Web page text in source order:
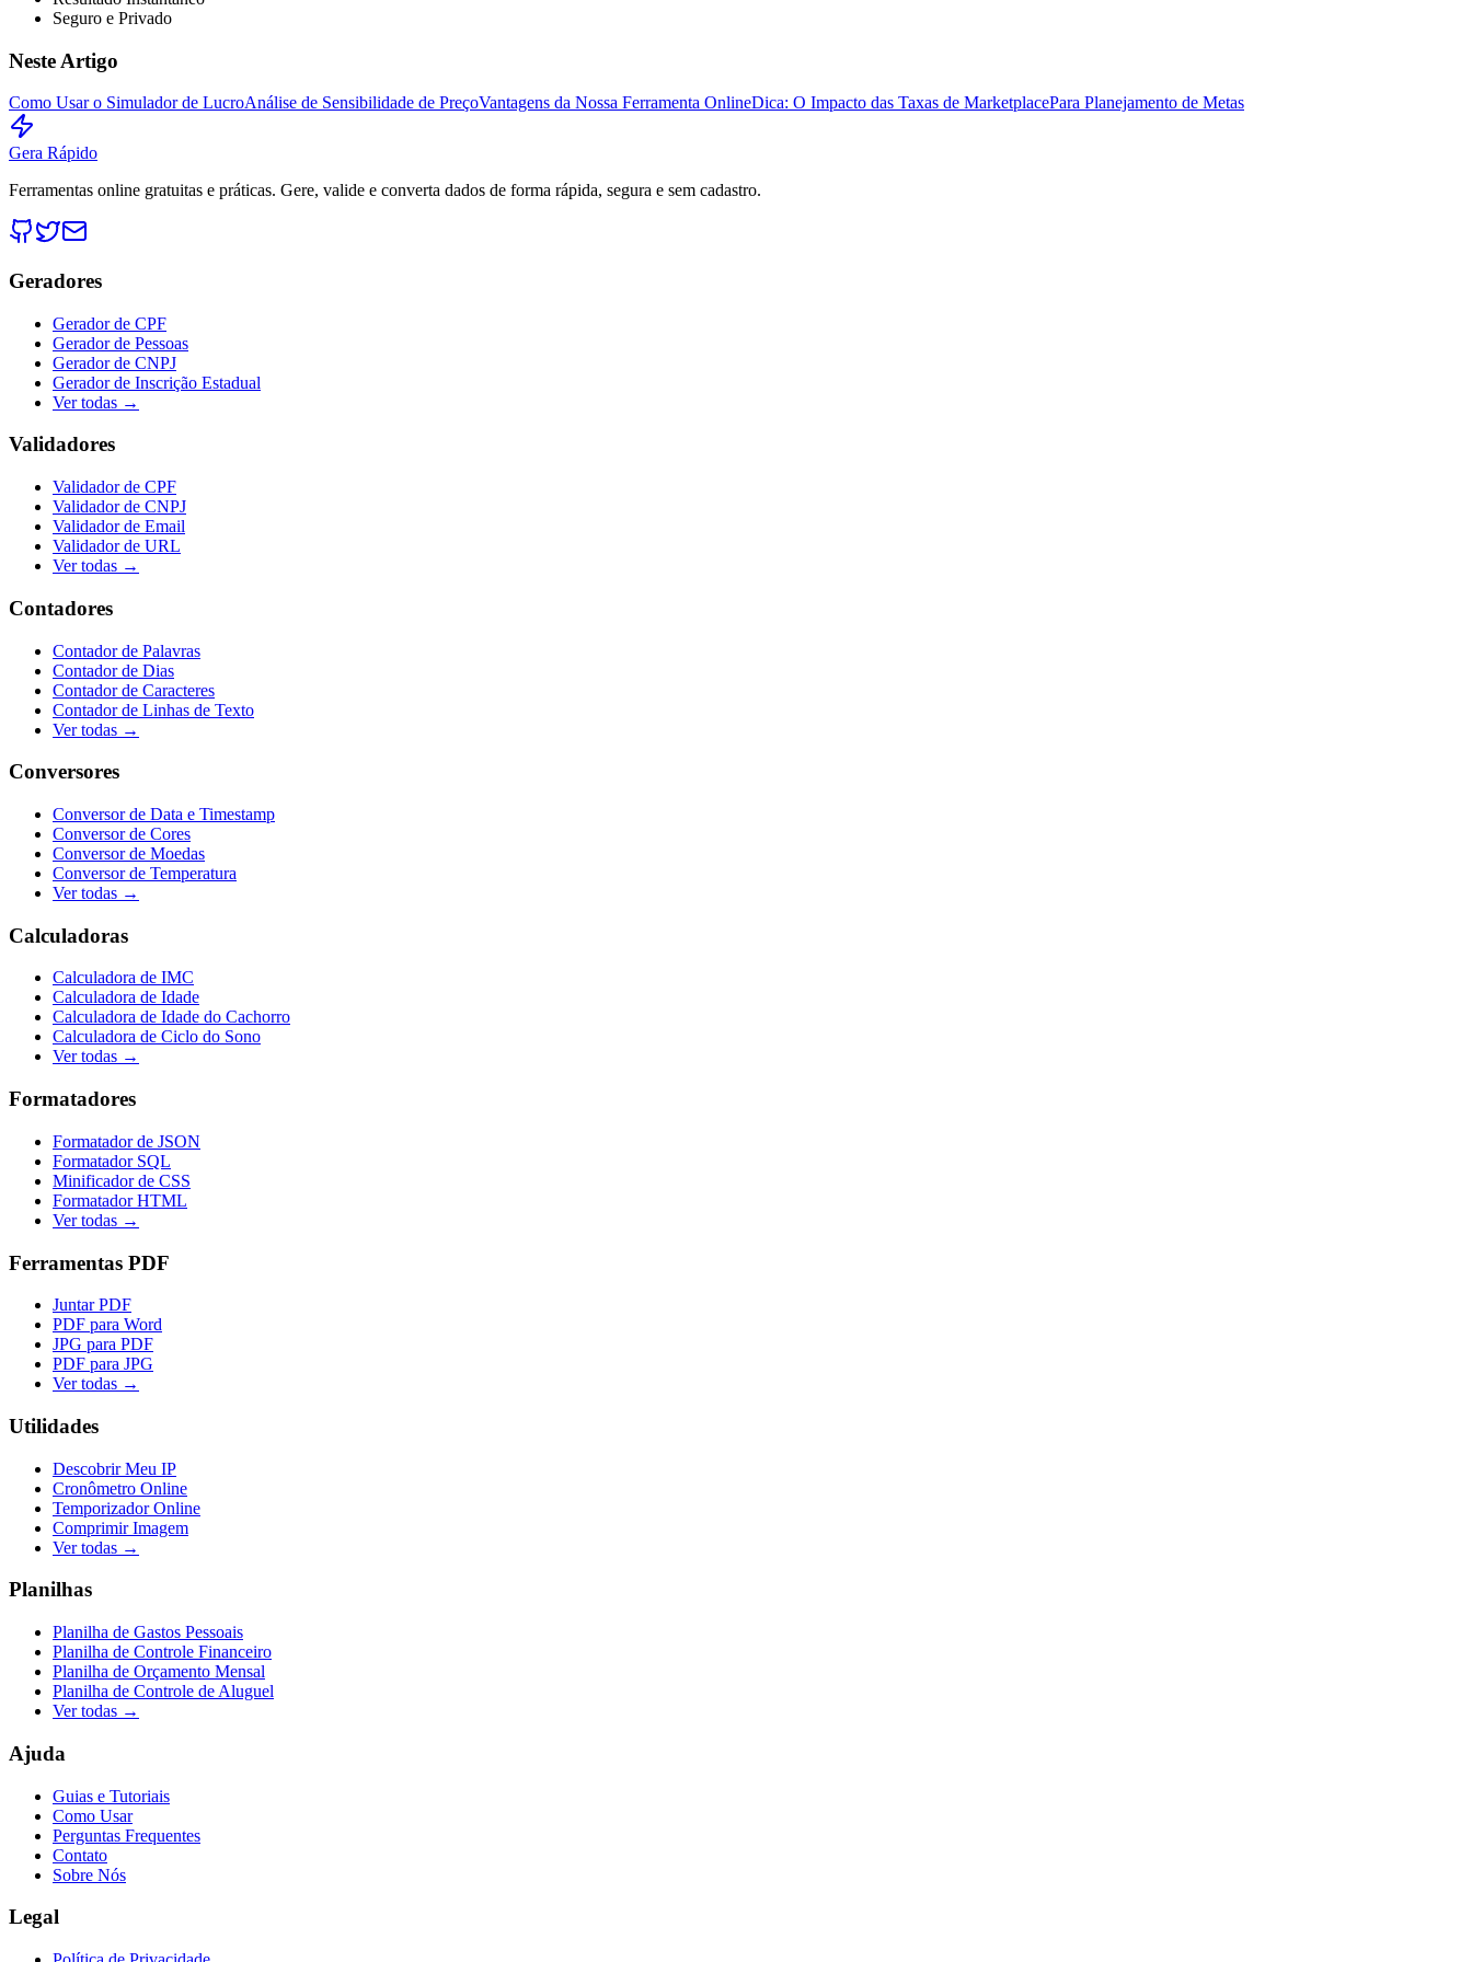
Seguro e Privado
Neste Artigo
Como Usar o Simulador de LucroAnálise de Sensibilidade de PreçoVantagens da Nossa Ferramenta OnlineDica: O Impacto das Taxas de MarketplacePara Planejamento de Metas
Gera Rápido
Ferramentas online gratuitas e práticas. Gere, valide e converta dados de forma rápida, segura e sem cadastro.
Geradores
Gerador de CPF
Gerador de Pessoas
Gerador de CNPJ
Gerador de Inscrição Estadual
Ver todas →
Validadores
Validador de CPF
Validador de CNPJ
Validador de Email
Validador de URL
Ver todas →
Contadores
Contador de Palavras
Contador de Dias
Contador de Caracteres
Contador de Linhas de Texto
Ver todas →
Conversores
Conversor de Data e Timestamp
Conversor de Cores
Conversor de Moedas
Conversor de Temperatura
Ver todas →
Calculadoras
Calculadora de IMC
Calculadora de Idade
Calculadora de Idade do Cachorro
Calculadora de Ciclo do Sono
Ver todas →
Formatadores
Formatador de JSON
Formatador SQL
Minificador de CSS
Formatador HTML
Ver todas →
Ferramentas PDF
Juntar PDF
PDF para Word
JPG para PDF
PDF para JPG
Ver todas →
Utilidades
Descobrir Meu IP
Cronômetro Online
Temporizador Online
Comprimir Imagem
Ver todas →
Planilhas
Planilha de Gastos Pessoais
Planilha de Controle Financeiro
Planilha de Orçamento Mensal
Planilha de Controle de Aluguel
Ver todas →
Ajuda
Guias e Tutoriais
Como Usar
Perguntas Frequentes
Contato
Sobre Nós
Legal